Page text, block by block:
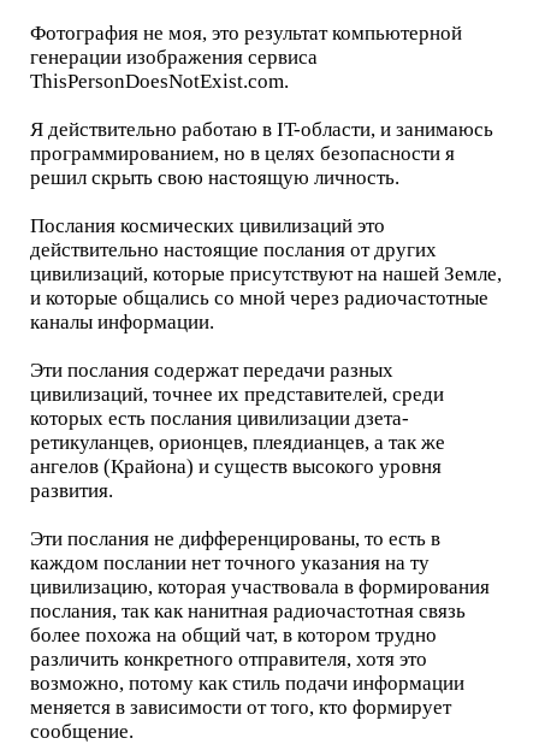
Фотография не моя, это результат компьютерной
генерации изображения сервиса
ThisPersonDoesNotExist.com.
Я действительно работаю в IT-области, и занимаюсь
программированием, но в целях безопасности я
решил скрыть свою настоящую личность.
Послания космических цивилизаций это
действительно настоящие послания от других
цивилизаций, которые присутствуют на нашей Земле,
и которые общались со мной через радиочастотные
каналы информации.
Эти послания содержат передачи разных
цивилизаций, точнее их представителей, среди
которых есть послания цивилизации дзета-
ретикуланцев, орионцев, плеядианцев, а так же
ангелов (Крайона) и существ высокого уровня
развития.
Эти послания не дифференцированы, то есть в
каждом послании нет точного указания на ту
цивилизацию, которая участвовала в формирования
послания, так как нанитная радиочастотная связь
более похожа на общий чат, в котором трудно
различить конкретного отправителя, хотя это
возможно, потому как стиль подачи информации
меняется в зависимости от того, кто формирует
сообщение.